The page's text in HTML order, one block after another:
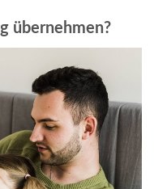
übernehmen?